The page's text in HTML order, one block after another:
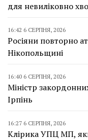
для невиліковно
16:42 6 СЕРПНЯ, 2026
Росіяни повторно
Нікопольщині
16:40 6 СЕРПНЯ, 2026
Міністр
Ірпінь
16:27 6 СЕРПНЯ, 2026
Клірика УПЦ МП,